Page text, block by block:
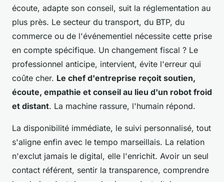
écoute, adapte son conseil, suit la réglementation au
plus près. Le secteur du transport, du BTP, du
commerce ou de l'événementiel nécessite cette prise
en compte spécifique. Un changement fiscal ? Le
professionnel anticipe, intervient, évite l'erreur qui
coûte cher. Le chef d'entreprise reçoit soutien,
écoute, empathie et conseil au lieu d'un robot froid
et distant. La machine rassure, l'humain répond.
La disponibilité immédiate, le suivi personnalisé, tout
s'aligne enfin avec le tempo marseillais. La relation
n'exclut jamais le digital, elle l'enrichit. Avoir un seul
contact référent, sentir la transparence, comprendre